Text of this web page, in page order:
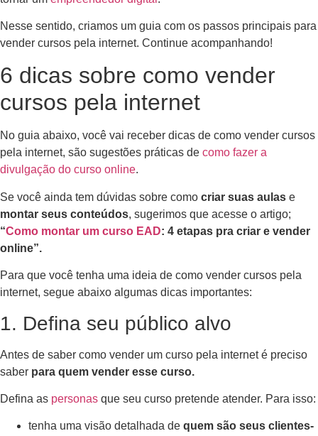
Nesse sentido, criamos um guia com os passos principais para
vender cursos pela internet. Continue acompanhando!
6 dicas sobre como vender
cursos pela internet
No guia abaixo, você vai receber dicas de como vender cursos
pela internet, são sugestões práticas de como fazer a
divulgação do curso online.
Se você ainda tem dúvidas sobre como criar suas aulas e
montar seus conteúdos, sugerimos que acesse o artigo;
“Como montar um curso EAD: 4 etapas pra criar e vender
online”.
Para que você tenha uma ideia de como vender cursos pela
internet, segue abaixo algumas dicas importantes:
1. Defina seu público alvo
Antes de saber como vender um curso pela internet é preciso
saber para quem vender esse curso.
Defina as personas que seu curso pretende atender. Para isso:
tenha uma visão detalhada de quem são seus clientes-